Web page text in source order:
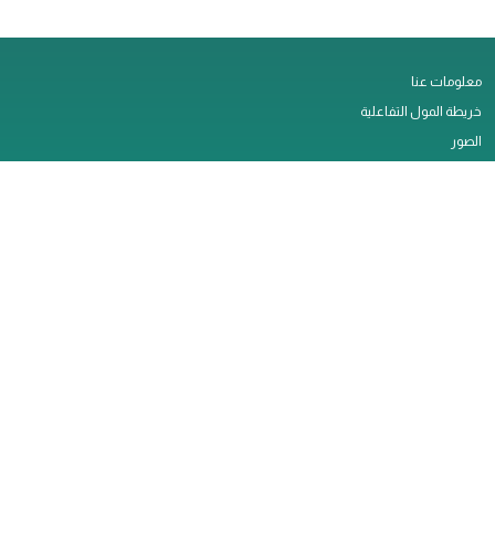
معلومات عنا
خريطة المول التفاعلية
الصور